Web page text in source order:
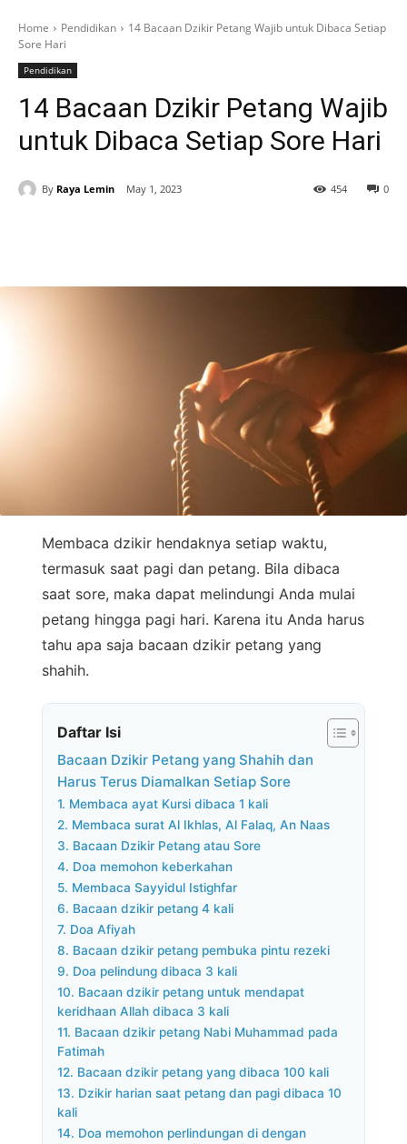
Home Pendidikan
14 Bacaan Dzikir Petang Wajib untuk Dibaca Setiap
Sore Hari
Pendidikan
14 Bacaan Dzikir Petang Wajib
untuk Dibaca Setiap Sore Hari
By Raya Lemin May 1, 2023 0
454
Membaca dzikir hendaknya setiap waktu,
termasuk saat pagi dan petang. Bila dibaca
saat sore, maka dapat melindungi Anda mulai
petang hingga pagi hari. Karena itu Anda harus
tahu apa saja bacaan dzikir petang yang
shahih.
Daftar Isi
Bacaan Dzikir Petang yang Shahih dan
Harus Terus Diamalkan Setiap Sore
1. Membaca ayat Kursi dibaca 1 kali
2. Membaca surat Al Ikhlas, Al Falaq, An Naas
3. Bacaan Dzikir Petang atau Sore
4. Doa memohon keberkahan
5. Membaca Sayyidul Istighfar
6. Bacaan dzikir petang 4 kali
7. Doa Afiyah
8. Bacaan dzikir petang pembuka pintu rezeki
9. Doa pelindung dibaca 3 kali
10. Bacaan dzikir petang untuk mendapat
keridhaan Allah dibaca 3 kali
11. Bacaan dzikir petang Nabi Muhammad pada
Fatimah
12. Bacaan dzikir petang yang dibaca 100 kali
13. Dzikir harian saat petang dan pagi dibaca 10
kali
14. Doa memohon perlindungan di dengan